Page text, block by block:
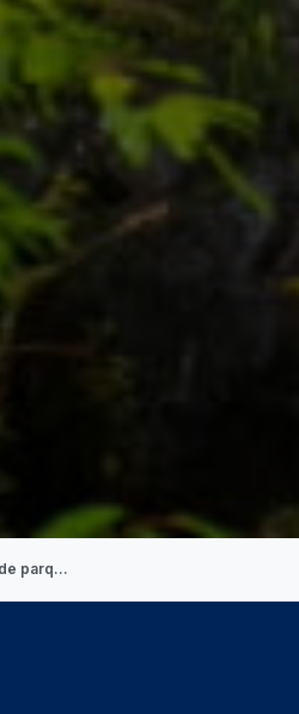
5 días de parques y termas desde Valdivia